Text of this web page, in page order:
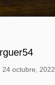
24 octubre, 2022